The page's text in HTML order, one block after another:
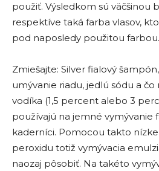
použiť. Výsledkom sú väčšinou
respektíve taká farba vlasov,
pod naposledy použitou farbou.
Zmiešajte: Silver fialový
umývanie riadu, jedlú sódu a čo
vodíka (1,5 percent alebo 3
používajú na jemné vymývanie
kaderníci. Pomocou takto
peroxidu totiž vymývacia
naozaj pôsobiť. Na takéto